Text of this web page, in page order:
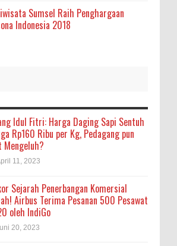
Sumsel Raih Penghargaan
Indonesia 2018
Idul Fitri: Harga Daging Sapi Sentuh
Rp160 Ribu per Kg, Pedagang pun
Mengeluh?
11, 2023
Sejarah Penerbangan Komersial
Airbus Terima Pesanan 500 Pesawat
oleh IndiGo
20, 2023